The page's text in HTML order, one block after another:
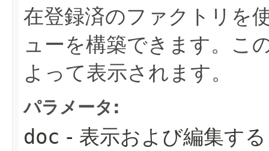
在登録済のファクトリを
ューを構築できます。こ
よって表示されます。
パラメータ:
doc - 表示および編集す